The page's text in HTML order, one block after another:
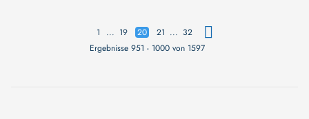
Ergebnisse 951 - 1000 von 1597
1 ... 19 20 21 ... 32